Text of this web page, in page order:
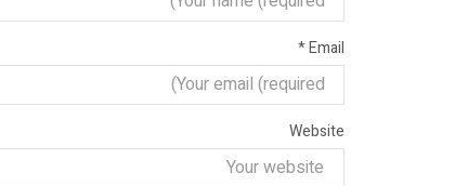
Email
*
Website